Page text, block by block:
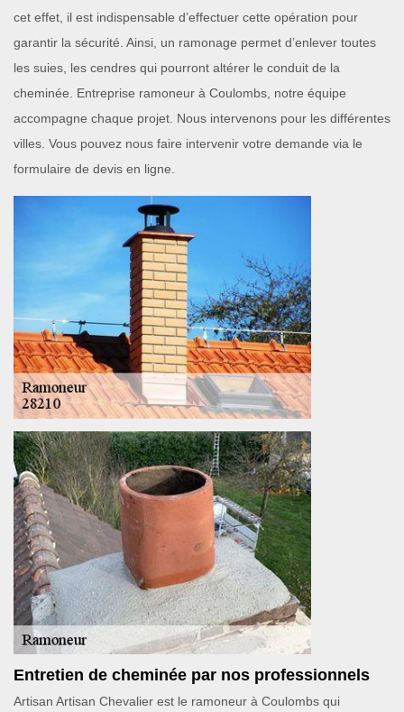
cet effet, il est indispensable d’effectuer cette opération pour
garantir la sécurité. Ainsi, un ramonage permet d’enlever toutes
les suies, les cendres qui pourront altérer le conduit de la
cheminée. Entreprise ramoneur à Coulombs, notre équipe
accompagne chaque projet. Nous intervenons pour les différentes
villes. Vous pouvez nous faire intervenir votre demande via le
formulaire de devis en ligne.
Entretien de cheminée par nos professionnels
Artisan Artisan Chevalier est le ramoneur à Coulombs qui